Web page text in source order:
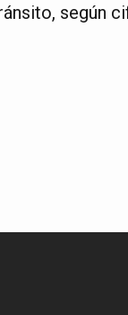
según